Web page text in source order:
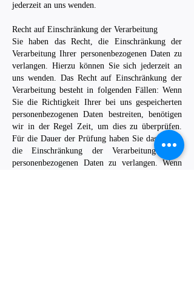
jederzeit an uns wenden.
Recht auf Einschränkung der Verarbeitung
Sie haben das Recht, die Einschränkung der
Verarbeitung Ihrer personenbezogenen Daten zu
verlangen. Hierzu können Sie sich jederzeit an
uns wenden. Das Recht auf Einschränkung der
Verarbeitung besteht in folgenden Fällen: Wenn
Sie die Richtigkeit Ihrer bei uns gespeicherten
personenbezogenen Daten bestreiten, benötigen
wir in der Regel Zeit, um dies zu überprüfen.
Für die Dauer der Prüfung haben Sie das Recht,
die Einschränkung der Verarbeitung Ihrer
personenbezogenen Daten zu verlangen. Wenn